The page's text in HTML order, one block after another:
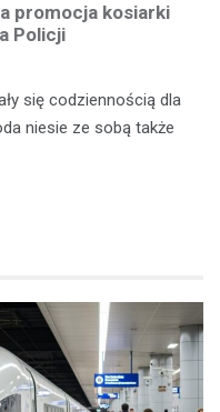
promocja kosiarki
Policji
się codziennością dla
niesie ze sobą także